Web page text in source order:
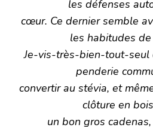
les défenses
cœur. Ce dernier semble
les habitudes
Je-vis-très-bien-tout-seul
penderie
convertir au stévia, et
clôture en
un bon gros